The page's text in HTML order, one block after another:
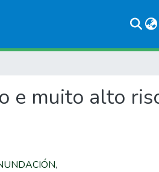
e muito alto
,